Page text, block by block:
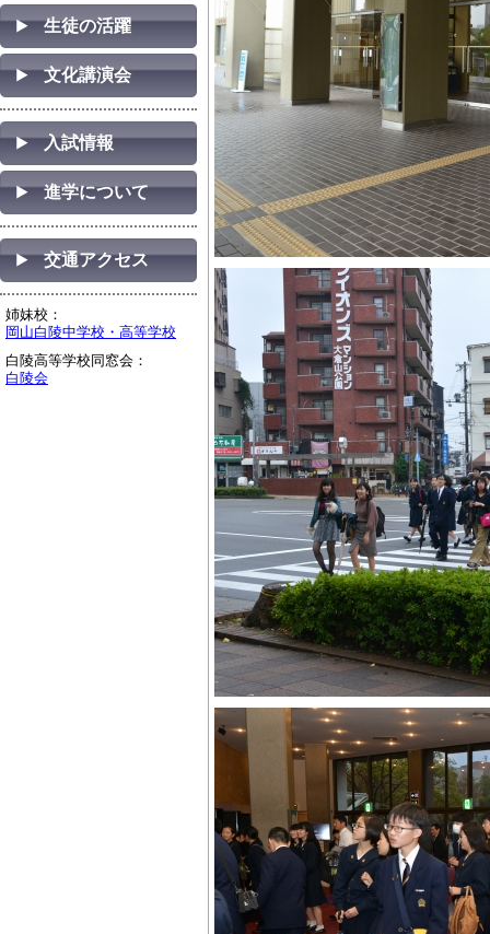
生徒の活躍
文化講演会
入試情報
進学について
交通アクセス
姉妹校：
岡山白陵中学校・高等学校
白陵高等学校同窓会：
白陵会